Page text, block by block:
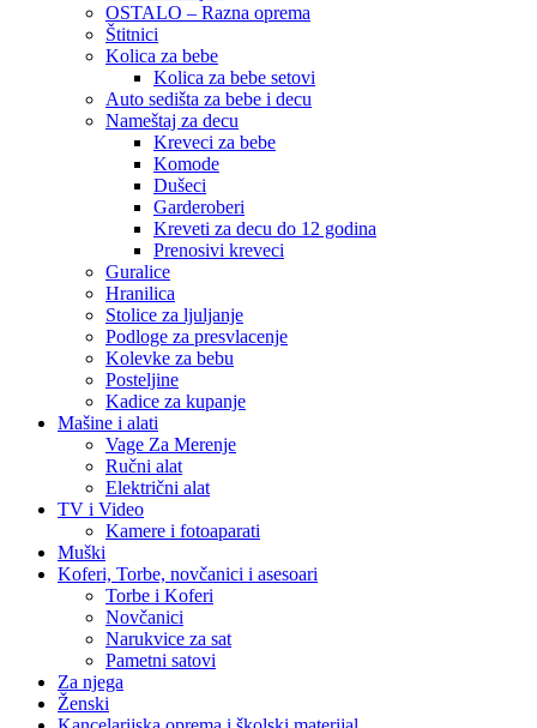
OSTALO – Razna oprema
Štitnici
Kolica za bebe
Kolica za bebe setovi
Auto sedišta za bebe i decu
Nameštaj za decu
Kreveci za bebe
Komode
Dušeci
Garderoberi
Kreveti za decu do 12 godina
Prenosivi kreveci
Guralice
Hranilica
Stolice za ljuljanje
Podloge za presvlacenje
Kolevke za bebu
Posteljine
Kadice za kupanje
Mašine i alati
Vage Za Merenje
Ručni alat
Električni alat
TV i Video
Kamere i fotoaparati
Muški
Koferi, Torbe, novčanici i asesoari
Torbe i Koferi
Novčanici
Narukvice za sat
Pametni satovi
Za njega
Ženski